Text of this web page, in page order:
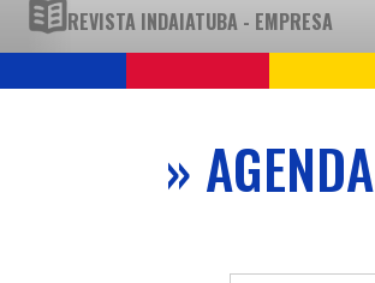
REVISTA INDAIATUBA - EMPRESA
» AGENDA